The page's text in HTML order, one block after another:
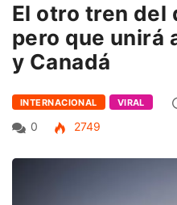
El otro tren del
pero que unirá
y Canadá
INTERNACIONAL VIRAL
0
2749